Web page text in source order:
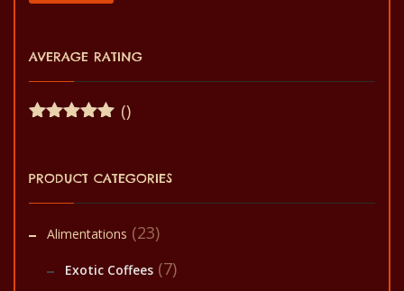
AVERAGE RATING
()
PRODUCT CATEGORIES
Alimentations (23)
Exotic Coffees (7)